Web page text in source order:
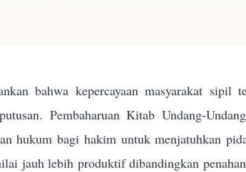
bahwa kepercayaan masyarakat sipil
Pembaharuan Kitab Undang-
hukum bagi hakim untuk menjatuhkan
jauh lebih produktif dibandingkan